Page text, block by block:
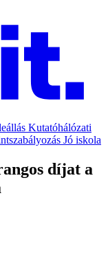
Kutatóhálózati
Jó iskola
díjat a